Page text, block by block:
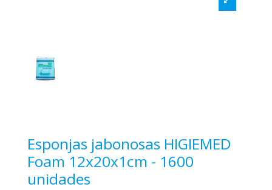
Esponjas jabonosas HIGIEMED
Foam 12x20x1cm - 1600
unidades